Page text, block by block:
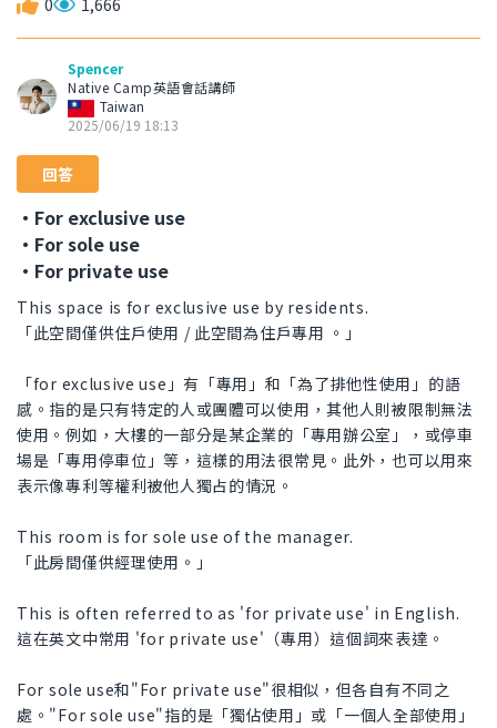
0 1,666
Spencer
Native Camp英語會話講師
Taiwan
2025/06/19 18:13
回答
・For exclusive use
・For sole use
・For private use
This space is for exclusive use by residents.
「此空間僅供住戶使用 / 此空間為住戶專用 。」
「for exclusive use」有「專用」和「為了排他性使用」的語
感。指的是只有特定的人或團體可以使用，其他人則被限制無法
使用。例如，大樓的一部分是某企業的「專用辦公室」，或停車
場是「專用停車位」等，這樣的用法很常見。此外，也可以用來
表示像專利等權利被他人獨占的情況。
This room is for sole use of the manager.
「此房間僅供經理使用。」
This is often referred to as 'for private use' in English.
這在英文中常用 'for private use'（專用）這個詞來表達。
For sole use和"For private use"很相似，但各自有不同之
處。"For sole use"指的是「獨佔使用」或「一個人全部使用」